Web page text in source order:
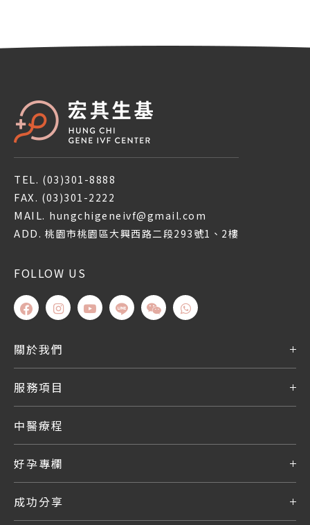
TEL. (03)301-8888
FAX. (03)301-2222
MAIL. hungchigeneivf@gmail.com
ADD. 桃園市桃園區大興西路二段293號1、2樓
FOLLOW US
關於我們
服務項目
中醫療程
好孕專欄
成功分享